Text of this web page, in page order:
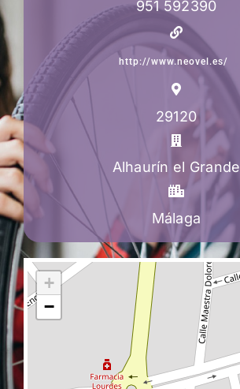
951 592390
http://www.neovel.es/
29120
Alhaurín el Grande
Málaga
+
−